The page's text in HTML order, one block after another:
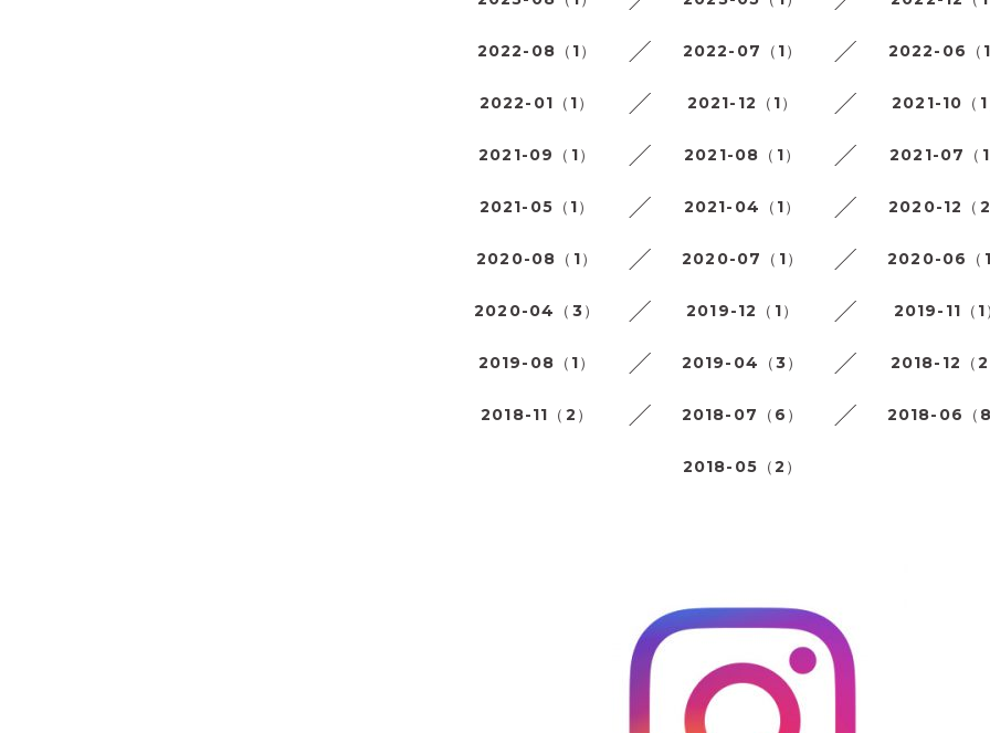
2022-08（1） 2022-07（1） 2022-06（1
2022-01（1） 2021-12（1） 2021-10（1
2021-09（1） 2021-08（1） 2021-07（1
2021-05（1） 2021-04（1） 2020-12（2
2020-08（1） 2020-07（1） 2020-06（1
2020-04（3） 2019-12（1） 2019-11（1
2019-08（1） 2019-04（3） 2018-12（2
2018-11（2） 2018-07（6） 2018-06（8
2018-05（2）